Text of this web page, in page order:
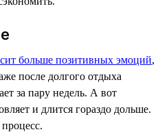
больше позитивных эмоций,
после долгого отдыха
за пару недель. А вот
и длится гораздо дольше.